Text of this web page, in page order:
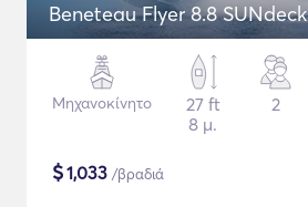
Beneteau Flyer 8.8 SUNdeck
Μηχανοκίνητο
27 ft
8 μ.
2
$1,033 /βραδιά